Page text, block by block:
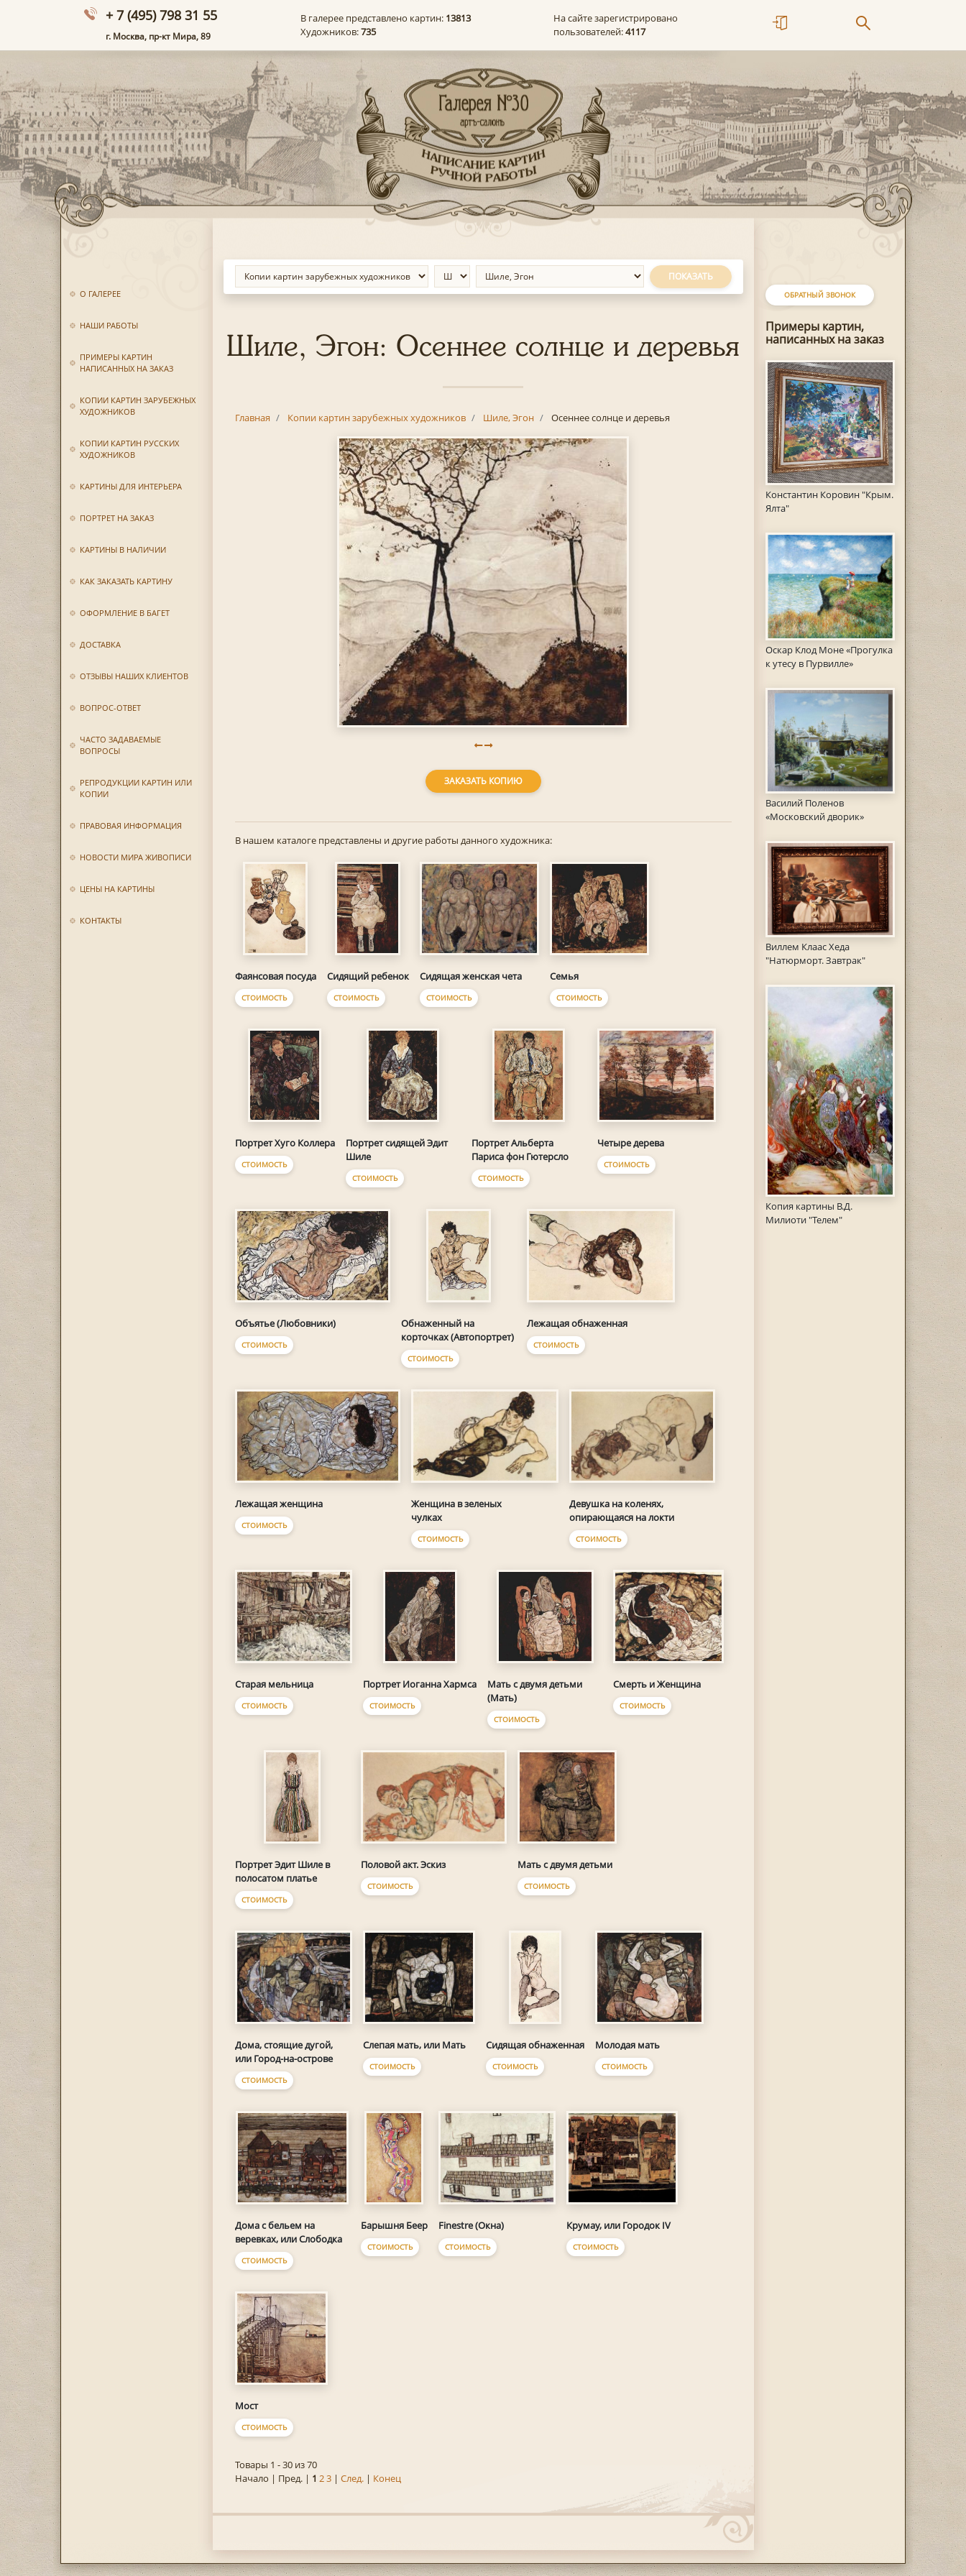
+ 7 (495) 798 31 55
г. Москва, пр-кт Мира, 89
В галерее представлено картин: 13813
Художников:735
На сайте зарегистрировано
пользователей:4117
О ГАЛЕРЕЕ
НАШИ РАБОТЫ
ПРИМЕРЫ КАРТИН
НАПИСАННЫХ НА ЗАКАЗ
КОПИИ КАРТИН ЗАРУБЕЖНЫХ
ХУДОЖНИКОВ
КОПИИ КАРТИН РУССКИХ
ХУДОЖНИКОВ
КАРТИНЫ ДЛЯ ИНТЕРЬЕРА
ПОРТРЕТ НА ЗАКАЗ
КАРТИНЫ В НАЛИЧИИ
КАК ЗАКАЗАТЬ КАРТИНУ
ОФОРМЛЕНИЕ В БАГЕТ
ДОСТАВКА
ОТЗЫВЫ НАШИХ КЛИЕНТОВ
ВОПРОС-ОТВЕТ
ЧАСТО ЗАДАВАЕМЫЕ
ВОПРОСЫ
РЕПРОДУКЦИИ КАРТИН ИЛИ
КОПИИ
ПРАВОВАЯ ИНФОРМАЦИЯ
НОВОСТИ МИРА ЖИВОПИСИ
ЦЕНЫ НА КАРТИНЫ
КОНТАКТЫ
ОБРАТНЫЙ ЗВОНОК
Примеры картин,
написанных на заказ
Константин Коровин "Крым.
Ялта"
Оскар Клод Моне «Прогулка
к утесу в Пурвилле»
Василий Поленов
«Московский дворик»
Виллем Клаас Хеда
"Натюрморт. Завтрак"
Копия картины В.Д.
Милиоти "Телем"
ПОКАЗАТЬ
Шиле, Эгон: Осеннее солнце и деревья
Главная Копии картин зарубежных художников Шиле, Эгон Осеннее солнце и деревья
ЗАКАЗАТЬ КОПИЮ
В нашем каталоге представлены и другие работы данного художника:
Фаянсовая посуда
СТОИМОСТЬ
Сидящий ребенок
СТОИМОСТЬ
Сидящая женская чета
СТОИМОСТЬ
Семья
СТОИМОСТЬ
Портрет Хуго Коллера
СТОИМОСТЬ
Портрет сидящей Эдит
Шиле
СТОИМОСТЬ
Портрет Альберта
Париса фон Гютерсло
СТОИМОСТЬ
Четыре дерева
СТОИМОСТЬ
Объятье (Любовники)
СТОИМОСТЬ
Обнаженный на
корточках (Автопортрет)
СТОИМОСТЬ
Лежащая обнаженная
СТОИМОСТЬ
Лежащая женщина
СТОИМОСТЬ
Женщина в зеленых
чулках
СТОИМОСТЬ
Девушка на коленях,
опирающаяся на локти
СТОИМОСТЬ
Старая мельница
СТОИМОСТЬ
Портрет Иоганна Хармса
СТОИМОСТЬ
Мать с двумя детьми
(Мать)
СТОИМОСТЬ
Смерть и Женщина
СТОИМОСТЬ
Портрет Эдит Шиле в
полосатом платье
СТОИМОСТЬ
Половой акт. Эскиз
СТОИМОСТЬ
Мать с двумя детьми
СТОИМОСТЬ
Дома, стоящие дугой,
или Город-на-острове
СТОИМОСТЬ
Слепая мать, или Мать
СТОИМОСТЬ
Сидящая обнаженная
СТОИМОСТЬ
Молодая мать
СТОИМОСТЬ
Дома с бельем на
веревках, или Слободка
СТОИМОСТЬ
Барышня Беер
СТОИМОСТЬ
Finestre (Окна)
СТОИМОСТЬ
Крумау, или Городок IV
СТОИМОСТЬ
Мост
СТОИМОСТЬ
Товары 1 - 30 из 70
Начало | Пред. | 1 23| След.| Конец